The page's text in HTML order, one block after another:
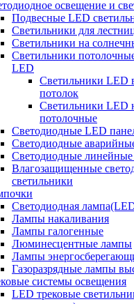
освещение и
Подвесные LED
Светильники для
Светильники на
Светильники
LED
Cветильники LED
потолок
Светильники LED
потолочные
Светодиодные LED
Светодиодные
Светодиодные линейные
Влагозащищенные
светильники
Светодиодная
Лампы накаливания
Лампы галогенные
Люминесцентные лампы
Лампы
Газоразрядные лампы
системы освещения
LED трековые